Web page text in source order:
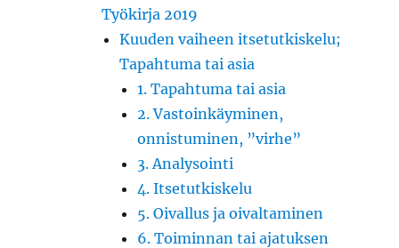
Työkirja 2019
Kuuden vaiheen itsetutkiskelu;
Tapahtuma tai asia
1. Tapahtuma tai asia
2. Vastoinkäyminen,
onnistuminen, ”virhe”
3. Analysointi
4. Itsetutkiskelu
5. Oivallus ja oivaltaminen
6. Toiminnan tai ajatuksen